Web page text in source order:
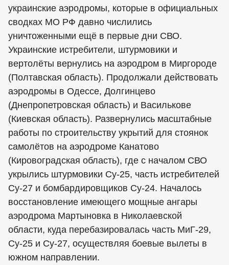
украинские аэродромы, которые в официальных
сводках МО РФ давно числились
уничтоженными ещё в первые дни СВО.
Украинские истребители, штурмовики и
вертолёты вернулись на аэродром в Миргороде
(Полтавская область). Продолжали действовать
аэродромы в Одессе, Долгинцево
(Днепропетровская область) и Василькове
(Киевская область). Развернулись масштабные
работы по строительству укрытий для стоянок
самолётов на аэродроме Канатово
(Кировоградская область), где с началом СВО
укрылись штурмовики Су-25, часть истребителей
Су-27 и бомбардировщиков Су-24. Началось
восстановление имеющего мощные ангары
аэродрома Мартыновка в Николаевской
области, куда перебазировалась часть МиГ-29,
Су-25 и Су-27, осуществляя боевые вылеты в
южном направлении.